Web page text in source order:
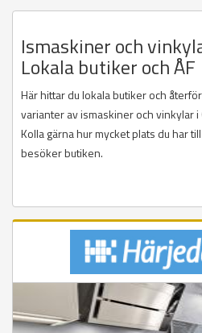
Ismaskiner och
Lokala butiker och ÅF
Här hittar du lokala butiker och
varianter av ismaskiner och vinkylar
Kolla gärna hur mycket plats du har
besöker butiken.